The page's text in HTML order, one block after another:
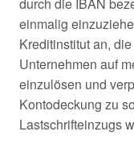
durch die IBAN
einmalig
Kreditinstitut an,
Unternehmen auf
einzulösen und
Kontodeckung zu
Lastschrifteinzugs